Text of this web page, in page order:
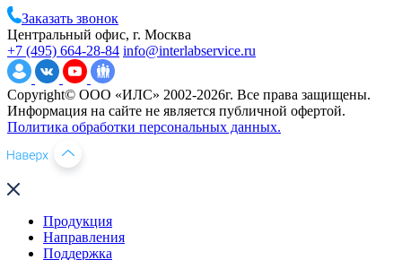
Заказать звонок
Центральный офис, г. Москва
+7 (495) 664-28-84 info@interlabservice.ru
Copyright© ООО «ИЛС» 2002-2026г. Все права защищены.
Информация на сайте не является публичной офертой.
Политика обработки персональных данных.
Продукция
Направления
Поддержка